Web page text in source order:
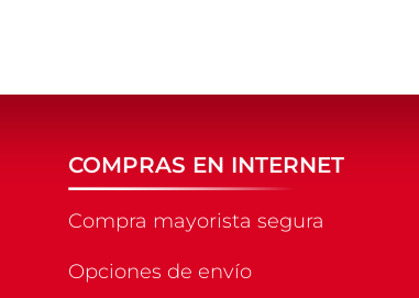
COMPRAS EN INTERNET
Compra mayorista segura
Opciones de envío